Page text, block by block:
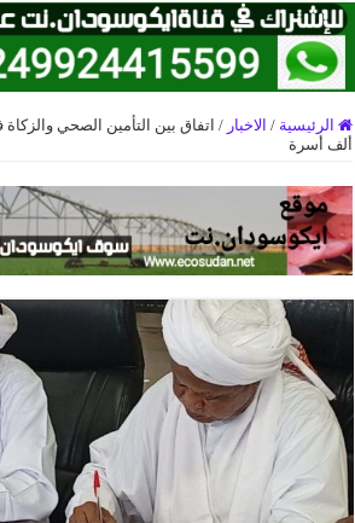
الرئيسية / الاخبار /
ألف أسرة